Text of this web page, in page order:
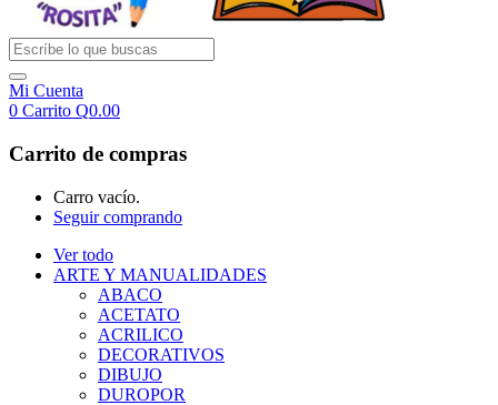
Mi Cuenta
0 Carrito Q0.00
Carrito de compras
Carro vacío.
Seguir comprando
Ver todo
ARTE Y MANUALIDADES
ABACO
ACETATO
ACRILICO
DECORATIVOS
DIBUJO
DUROPOR